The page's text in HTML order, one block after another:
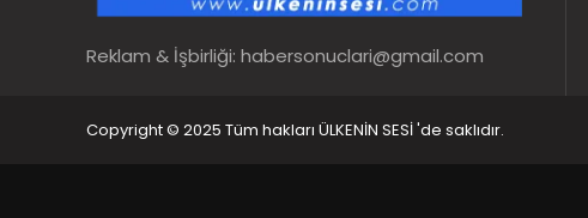
Reklam & İşbirliği: habersonuclari@gmail.com
Copyright © 2025 Tüm hakları ÜLKENİN SESİ 'de saklıdır.